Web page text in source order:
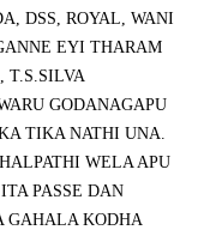
DSS, ROYAL, WANI
EYI THARAM
T.S.SILVA
GODANAGAPU
TIKA NATHI UNA.
WELA APU
PASSE DAN
GAHALA KODHA